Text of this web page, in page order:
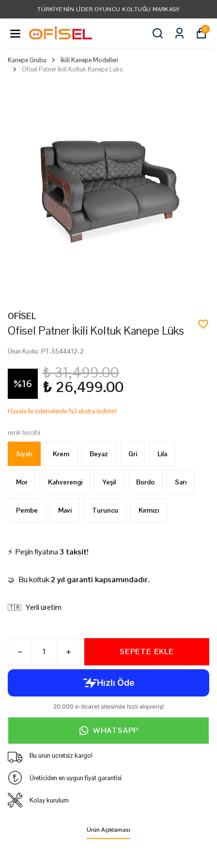
TÜRKIYE'NIN LIDER OYUNCU KOLTUĞU MARKASI!
0
Kanepe Grubu
İkili Kanepe Modelleri
Ofisel Patner İkili Koltuk Kanepe Lüks
OFİSEL
Ofisel Patner İkili Koltuk Kanepe Lüks
Ürün Kodu: PT-5544412-2
%16
₺ 31,499.00
₺ 26,499.00
Havale ile ödemelerde %3 ekstra indirim!
renk tercihi
Siyah Krem Beyaz Gri Lila
Mor Kahverengi Yeşil Bordo Sarı
Pembe Mavi Turuncu Kırmızı
⚡ Peşin fiyatına 3 taksit!
🤝 Bu koltuk2 yıl garanti kapsamındadır.
🇹🇷 Yerli üretim
SEPETE EKLE
WHATSAPP
Bu ürün ücretsiz kargo!
Üreticiden en uygun fiyat garantisi
Kolay kurulum
Ürün Açıklaması